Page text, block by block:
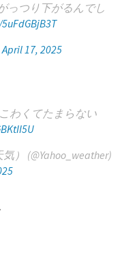
っつり下がるんでし
April 17, 2025
わくてたまらない
） (@Yahoo_weather)